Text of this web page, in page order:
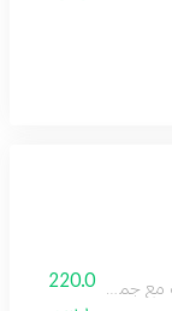
بريقه. يبدأ بنفحات من
220.0